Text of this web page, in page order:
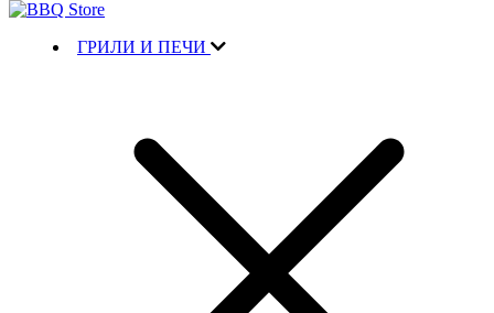
ГРИЛИ И ПЕЧИ